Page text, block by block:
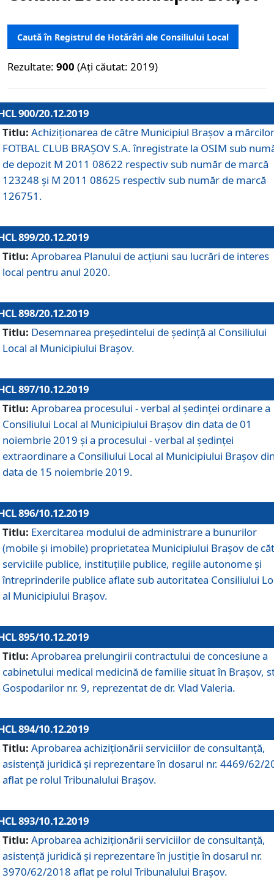
Caută în Registrul de Hotărâri ale Consiliului Local
Rezultate: 900 (Ați căutat: 2019)
900/20.12.2019
Titlu: Achiziționarea de către Municipiul Brașov a mărcilor
FOTBAL CLUB BRAȘOV S.A. înregistrate la OSIM sub
de depozit M 2011 08622 respectiv sub număr de marcă
123248 și M 2011 08625 respectiv sub număr de marcă
126751.
899/20.12.2019
Titlu: Aprobarea Planului de acţiuni sau lucrări de interes
local pentru anul 2020.
898/20.12.2019
Titlu: Desemnarea preşedintelui de şedinţă al Consiliului
Local al Municipiului Braşov.
897/10.12.2019
Titlu: Aprobarea procesului - verbal al şedinţei ordinare a
Consiliului Local al Municipiului Brașov din data de 01
noiembrie 2019 și a procesului - verbal al ședinței
extraordinare a Consiliului Local al Municipiului Brașov
data de 15 noiembrie 2019.
896/10.12.2019
Titlu: Exercitarea modului de administrare a bunurilor
(mobile și imobile) proprietatea Municipiului Brașov de
serviciile publice, instituțiile publice, regiile autonome și
întreprinderile publice aflate sub autoritatea Consiliului
al Municipiului Brașov.
895/10.12.2019
Titlu: Aprobarea prelungirii contractului de concesiune a
cabinetului medical medicină de familie situat în Braşov,
Gospodarilor nr. 9, reprezentat de dr. Vlad Valeria.
894/10.12.2019
Titlu: Aprobarea achiziţionării serviciilor de consultanţă,
asistenţă juridică şi reprezentare în dosarul nr. 4469/62/
aflat pe rolul Tribunalului Braşov.
893/10.12.2019
Titlu: Aprobarea achiziţionării serviciilor de consultanţă,
asistenţă juridică şi reprezentare în justiţie în dosarul nr.
3970/62/2018 aflat pe rolul Tribunalului Braşov.